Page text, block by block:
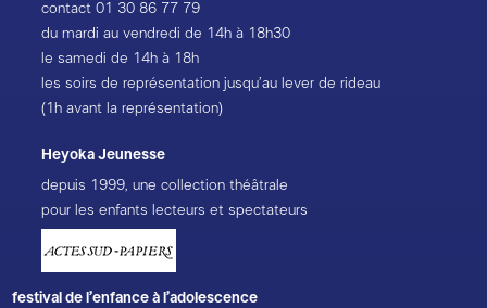
contact01 30 86 77 79
du mardi au vendredi de 14h à 18h30
le samedi de 14h à 18h
les soirs de représentation jusqu’au lever de rideau
(1h avant la représentation)
Heyoka Jeunesse
depuis 1999, une collection théâtrale
pour les enfants lecteurs et spectateurs
festival de l’enfance à l’adolescence